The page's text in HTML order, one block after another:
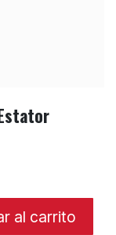
al carrito